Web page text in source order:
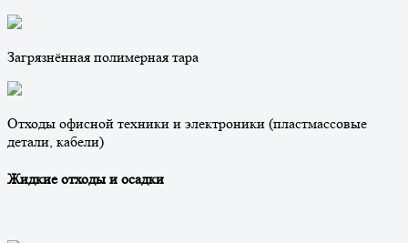
Загрязнённая полимерная тара
Отходы офисной техники и электроники (пластмассовые
детали, кабели)
Жидкие отходы и осадки